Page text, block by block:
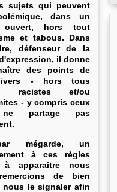
sujets qui peuvent
dans un
ouvert, hors tout
et tabous. Dans
défenseur de la
il donne
des points de
- hors tous
racistes et/ou
- y compris ceux
partage pas
mégarde, un
à ces règles
à apparaitre nous
de bien
nous le signaler afin